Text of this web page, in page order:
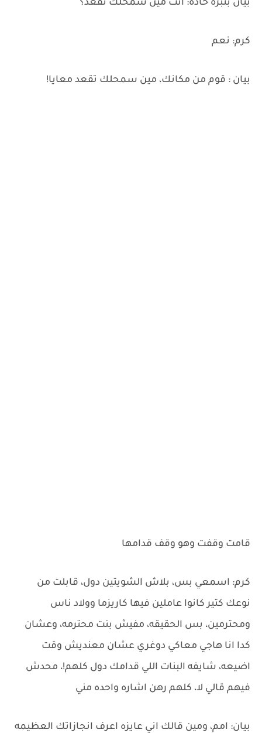
بيان بنبره حاده: انت مين سمحلك تقعد؟
كرم: نعم
بيان : قوم من مكانك، مين سمحلك تقعد معايا!
قامت وقفت وهو وقف قدامها
كرم: اسمعي بس، بلاش الشويتين دول، قابلت من
نوعك كتير كانوا عاملين فيها كاريزما وولاد ناس
ومحترمين، بس الحقيقه، مفيش بنت محترمه، وعشان
كدا انا هاجي معاكي دوغري عشان معنديش وقت
اضيعه، شايفه البنات اللي قدامك دول كلهم!، محدش
فيهم قالي لا، كلهم رهن اشاره واحده مني
بيان: امم، ومين قالك اني عايزه اعرف انجازاتك العظيمه